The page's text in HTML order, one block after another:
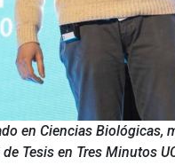
en Ciencias Biológicas,
Tesis en Tres Minutos